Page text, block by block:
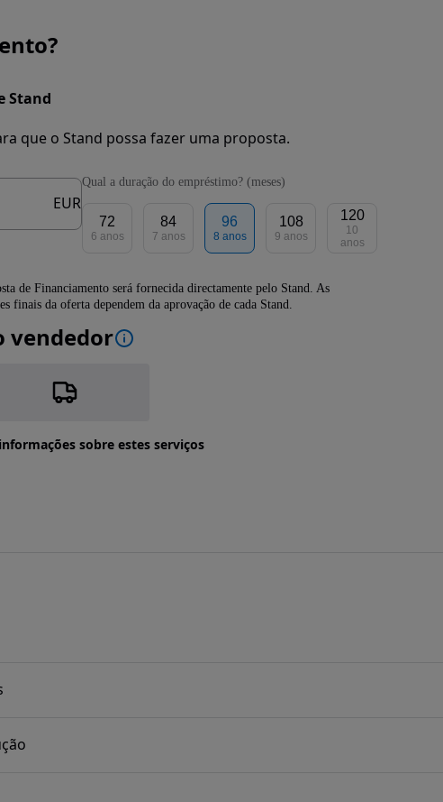
Stand
que o Stand possa fazer uma proposta.
EUR
Qual a duração do empréstimo? (meses)
72
6 anos
84
7 anos
96
8 anos
108
9 anos
120
10
anos
de Financiamento será fornecida directamente pelo Stand. As
finais da oferta dependem da aprovação de cada Stand.
vendedor
sobre estes serviços